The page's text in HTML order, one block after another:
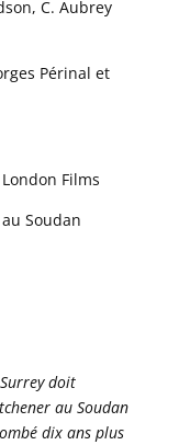
C. Aubrey
Périnal et
Films
Soudan
doit
au Soudan
dix ans plus